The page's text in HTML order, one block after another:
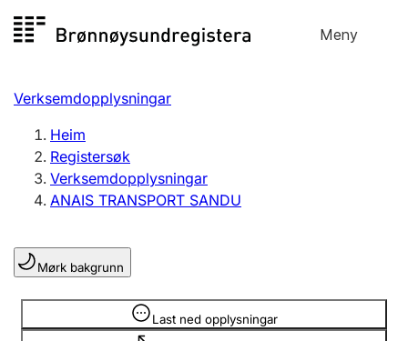
til
Meny
Registersøk
Aksjeselskap
Enkeltpersonføretak
Registrere, endre, slette
Lag og foreining
Registrere, endre, slette
Verksemdopplysningar
Heim
Registersøk
Verksemdopplysningar
ANAIS TRANSPORT SANDU
Mørk bakgrunn
Last ned opplysningar
Opplysninger er skjult